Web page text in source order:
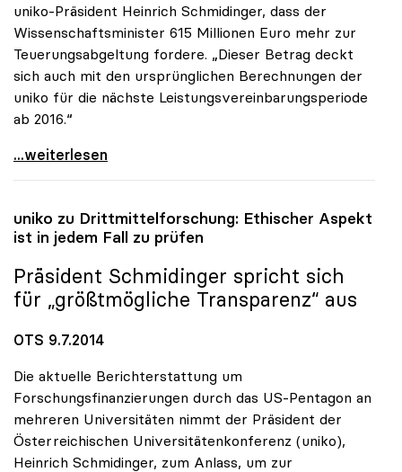
uniko-Präsident Heinrich Schmidinger, dass der
Wissenschaftsminister 615 Millionen Euro mehr zur
Teuerungsabgeltung fordere. „Dieser Betrag deckt
sich auch mit den ursprünglichen Berechnungen der
uniko für die nächste Leistungsvereinbarungsperiode
ab 2016.“
uniko pocht auf zusätzliche Milliarde für die
...weiterlesen
uniko zu Drittmittelforschung: Ethischer Aspekt
ist in jedem Fall zu prüfen
Präsident Schmidinger spricht sich
für „größtmögliche Transparenz“ aus
OTS 9.7.2014
Die aktuelle Berichterstattung um
Forschungsfinanzierungen durch das US-Pentagon an
mehreren Universitäten nimmt der Präsident der
Österreichischen Universitätenkonferenz (uniko),
Heinrich Schmidinger, zum Anlass, um zur